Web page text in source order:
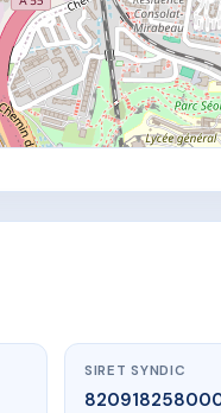
SIRET SYNDIC